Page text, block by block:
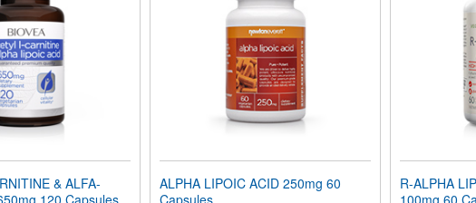
& ALFA-
120 Capsules
ALPHA LIPOIC ACID 250mg 60
Capsules
R-ALPHA
100mg 60